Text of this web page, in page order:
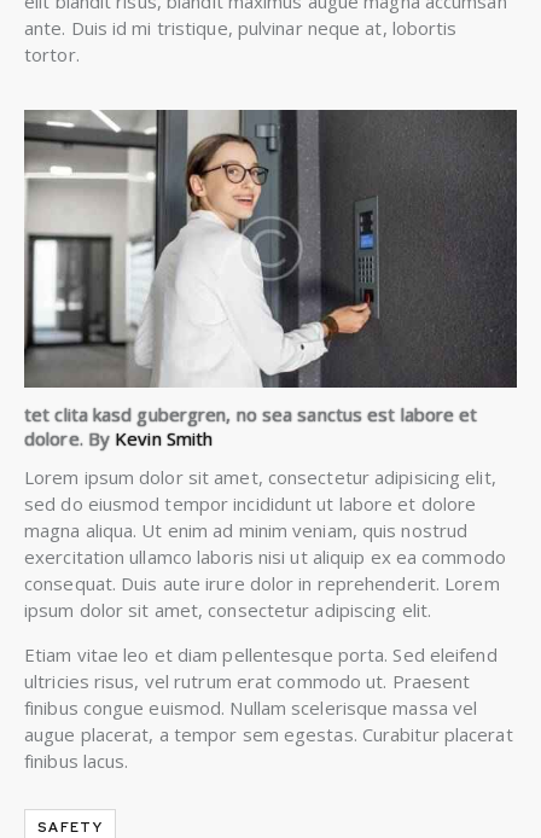
ante. Duis id mi tristique, pulvinar neque at, lobortis
tortor.
tet clita kasd gubergren, no sea sanctus est labore et
dolore. By Kevin Smith
Lorem ipsum dolor sit amet, consectetur adipisicing elit,
sed do eiusmod tempor incididunt ut labore et dolore
magna aliqua. Ut enim ad minim veniam, quis nostrud
exercitation ullamco laboris nisi ut aliquip ex ea commodo
consequat. Duis aute irure dolor in reprehenderit. Lorem
ipsum dolor sit amet, consectetur adipiscing elit.
Etiam vitae leo et diam pellentesque porta. Sed eleifend
ultricies risus, vel rutrum erat commodo ut. Praesent
finibus congue euismod. Nullam scelerisque massa vel
augue placerat, a tempor sem egestas. Curabitur placerat
finibus lacus.
SAFETY